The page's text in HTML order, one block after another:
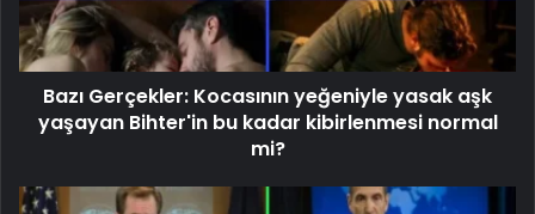
Bazı Gerçekler: Kocasının yeğeniyle yasak aşk
yaşayan Bihter'in bu kadar kibirlenmesi normal
mi?